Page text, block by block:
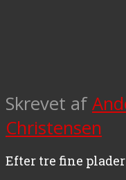
Skrevet af
Christensen
Efter tre fine